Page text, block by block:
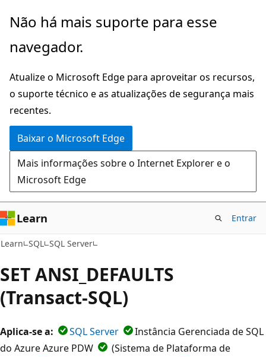
Pular
o
principal
Não há mais suporte para esse
navegador.
Atualize o Microsoft Edge para aproveitar os recursos,
o suporte técnico e as atualizações de segurança mais
recentes.
Baixar o Microsoft Edge
Mais informações sobre o Internet Explorer e o
Microsoft Edge
Learn Entrar
Learn SQL SQL Server
SET ANSI_DEFAULTS
(Transact-SQL)
Aplica-se a: SQL Server
Instância Gerenciada de SQL
do Azure Azure PDW
(Sistema de Plataforma de